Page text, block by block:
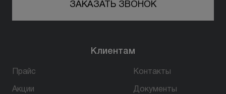
ЗАКАЗАТЬ ЗВОНОК
Клиентам
Прайс
Акции
Контакты
Документы